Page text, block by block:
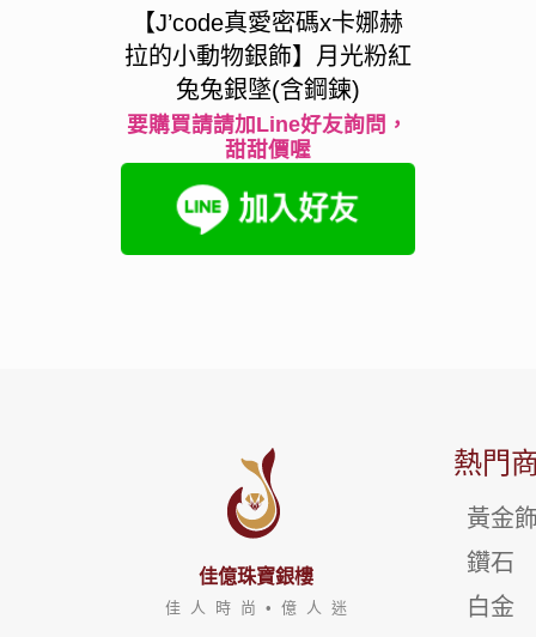
【J’code真愛密碼x卡娜赫
拉的小動物銀飾】月光粉紅
兔兔銀墜(含鋼鍊)
要購買請請加Line好友詢問，
甜甜價喔
佳億珠寶銀樓
佳 人 時 尚 • 億 人 迷
熱門
黃金
鑽石
白金